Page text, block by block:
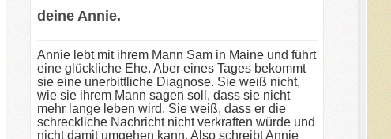
deine Annie.
Annie lebt mit ihrem Mann Sam in Maine und führt
eine glückliche Ehe. Aber eines Tages bekommt
sie eine unerbittliche Diagnose. Sie weiß nicht,
wie sie ihrem Mann sagen soll, dass sie nicht
mehr lange leben wird. Sie weiß, dass er die
schreckliche Nachricht nicht verkraften würde und
nicht damit umgehen kann. Also schreibt Annie